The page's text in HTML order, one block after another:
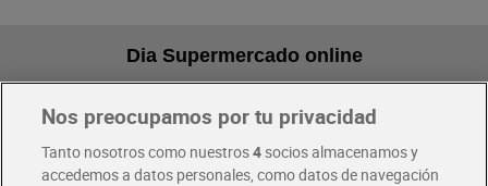
Dia Supermercado online
Pide hoy, recibe hoy
Nos preocupamos por tu privacidad
Tanto nosotros como nuestros4socios almacenamos y
accedemos a datos personales, como datos de navegación